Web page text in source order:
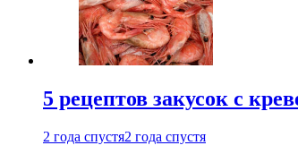
5 рецептов закусок с
2 года спустя2 года спустя